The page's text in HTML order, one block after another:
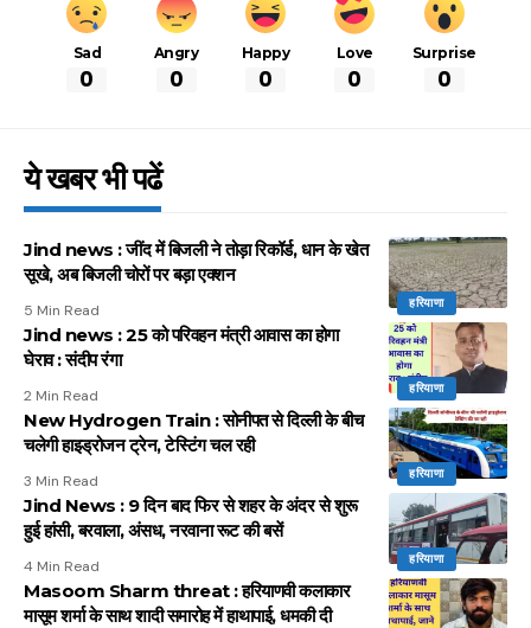
Sad
0
Angry
0
Happy
0
Love
0
Surprise
0
ये खबर भी पढें
हरियाणा
Jind news : जींद में बिजली ने तोड़ा रिकॉर्ड, धान के खेत
सूखे, अब बिजली चोरों पर बड़ा एक्शन
5 Min Read
हरियाणा
Jind news : 25 को परिवहन मंत्री आवास का होगा
घेराव : संदीप रंगा
2 Min Read
हरियाणा
New Hydrogen Train : सोनीपत से दिल्ली के बीच
चलेगी हाइड्रोजन ट्रेन, टेस्टिंग चल रही
3 Min Read
हरियाणा
Jind News : 9 दिन बाद फिर से शहर के अंदर से शुरू
हुई हांसी, बरवाला, अंसध, नरवाना रूट की बसें
4 Min Read
Masoom Sharm threat : हरियाणवी कलाकार
मासूम शर्मा के साथ शादी समारोह में हाथापाई, धमकी दी